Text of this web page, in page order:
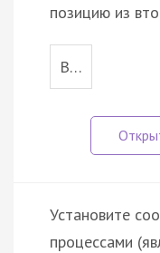
позицию из
В…
Установите
процессами